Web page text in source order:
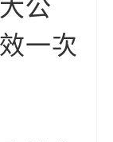
公
一次